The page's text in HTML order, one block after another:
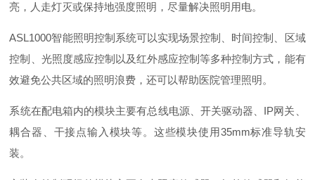
亮，人走灯灭或保持地强度照明，尽量解决照明用电。
ASL1000智能照明控制系统可以实现场景控制、时间控制、区域
控制、光照度感应控制以及红外感应控制等多种控制方式，能有
效避免公共区域的照明浪费，还可以帮助医院管理照明。
系统在配电箱内的模块主要有总线电源、开关驱动器 IP网关、
耦合器、干接点输入模块等。这些模块使 用35mm标准导轨安
装。